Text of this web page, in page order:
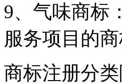
9、气味商标
服务项目的商
商标注册分